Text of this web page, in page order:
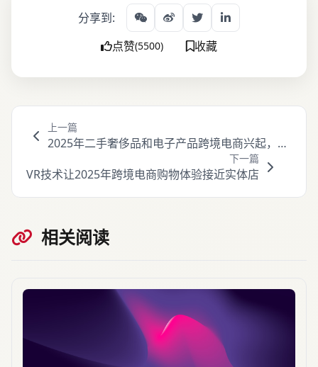
分享到:
点赞(5500) 收藏
上一篇
2025年二手奢侈品和电子产品跨境电商兴起，循
下一篇
VR技术让2025年跨境电商购物体验接近实体店
相关阅读